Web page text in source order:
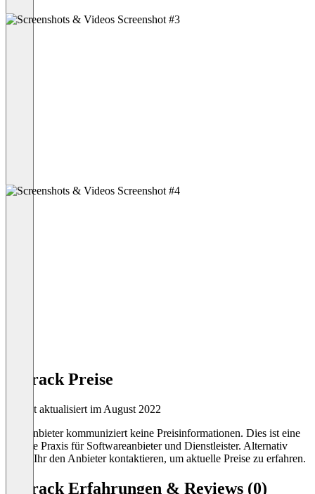
Detrack Preise
Zuletzt aktualisiert im August 2022
Der Anbieter kommuniziert keine Preisinformationen. Dies ist eine
übliche Praxis für Softwareanbieter und Dienstleister. Alternativ
könnt Ihr den Anbieter kontaktieren, um aktuelle Preise zu erfahren.
Detrack Erfahrungen & Reviews (0)